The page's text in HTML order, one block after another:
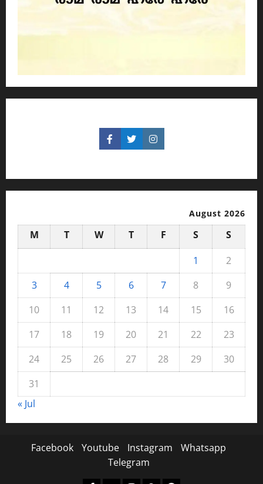
August 2026
M T W T F S
S
1
2
3
4 5 6 7 8
9
10
11 12 13 14 15
16
17
18 19 20 21 22
23
24
25 26 27 28 29
30
31
« Jul
Facebook Youtube Instagram
Whatsapp
Telegram